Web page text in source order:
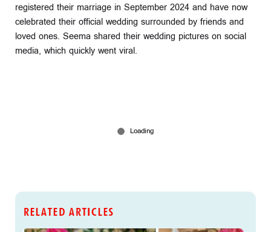
registered their marriage in September 2024 and have now
celebrated their official wedding surrounded by friends and
loved ones. Seema shared their wedding pictures on social
media, which quickly went viral.
RELATED ARTICLES